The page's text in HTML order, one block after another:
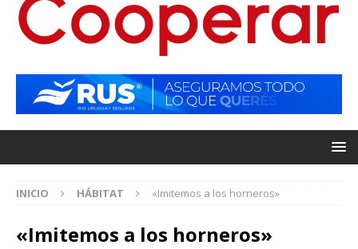
INICIO HÁBITAT «Imitemos a los horneros»
«Imitemos a los horneros»